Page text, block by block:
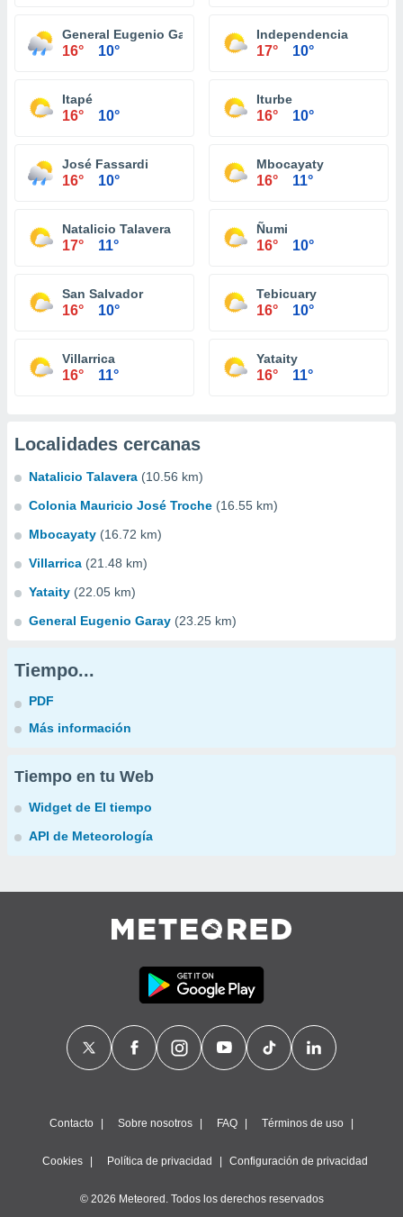
General Eugenio Garay
16° 10°
Independencia
17° 10°
Itapé
16° 10°
Iturbe
16° 10°
José Fassardi
16° 10°
Mbocayaty
16° 11°
Natalicio Talavera
17° 11°
Ñumi
16° 10°
San Salvador
16° 10°
Tebicuary
16° 10°
Villarrica
16° 11°
Yataity
16° 11°
Localidades cercanas
Natalicio Talavera (10.56 km)
Colonia Mauricio José Troche (16.55 km)
Mbocayaty (16.72 km)
Villarrica (21.48 km)
Yataity (22.05 km)
General Eugenio Garay (23.25 km)
Tiempo...
PDF
Más información
Tiempo en tu Web
Widget de El tiempo
API de Meteorología
Contacto Sobre nosotros FAQ Términos de uso
Cookies Política de privacidad Configuración de privacidad
© 2026 Meteored. Todos los derechos reservados